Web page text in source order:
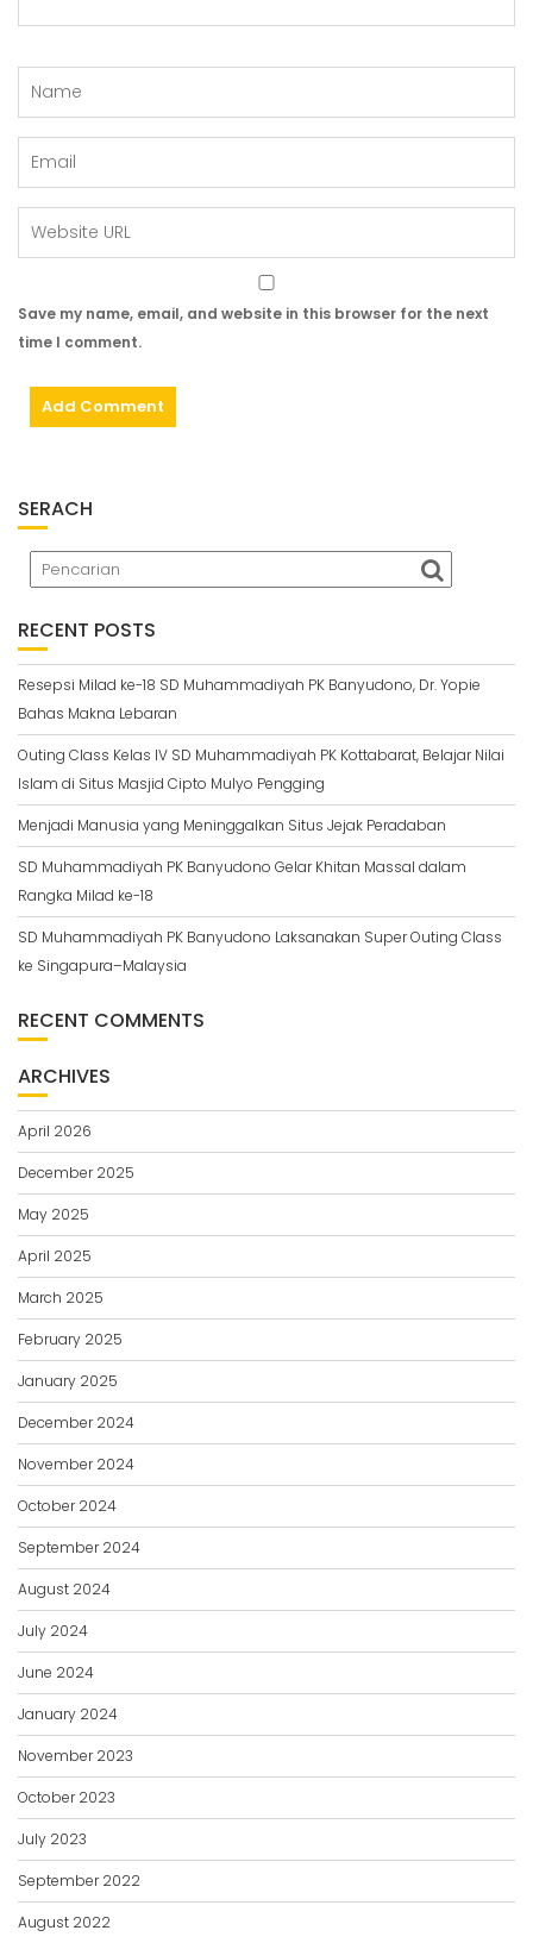
Save my name, email, and website in this browser for the next
time I comment.
SERACH
RECENT POSTS
Resepsi Milad ke-18 SD Muhammadiyah PK Banyudono, Dr. Yopie
Bahas Makna Lebaran
Outing Class Kelas IV SD Muhammadiyah PK Kottabarat, Belajar Nilai
Islam di Situs Masjid Cipto Mulyo Pengging
Menjadi Manusia yang Meninggalkan Situs Jejak Peradaban
SD Muhammadiyah PK Banyudono Gelar Khitan Massal dalam
Rangka Milad ke-18
SD Muhammadiyah PK Banyudono Laksanakan Super Outing Class
ke Singapura–Malaysia
RECENT COMMENTS
ARCHIVES
April 2026
December 2025
May 2025
April 2025
March 2025
February 2025
January 2025
December 2024
November 2024
October 2024
September 2024
August 2024
July 2024
June 2024
January 2024
November 2023
October 2023
July 2023
September 2022
August 2022